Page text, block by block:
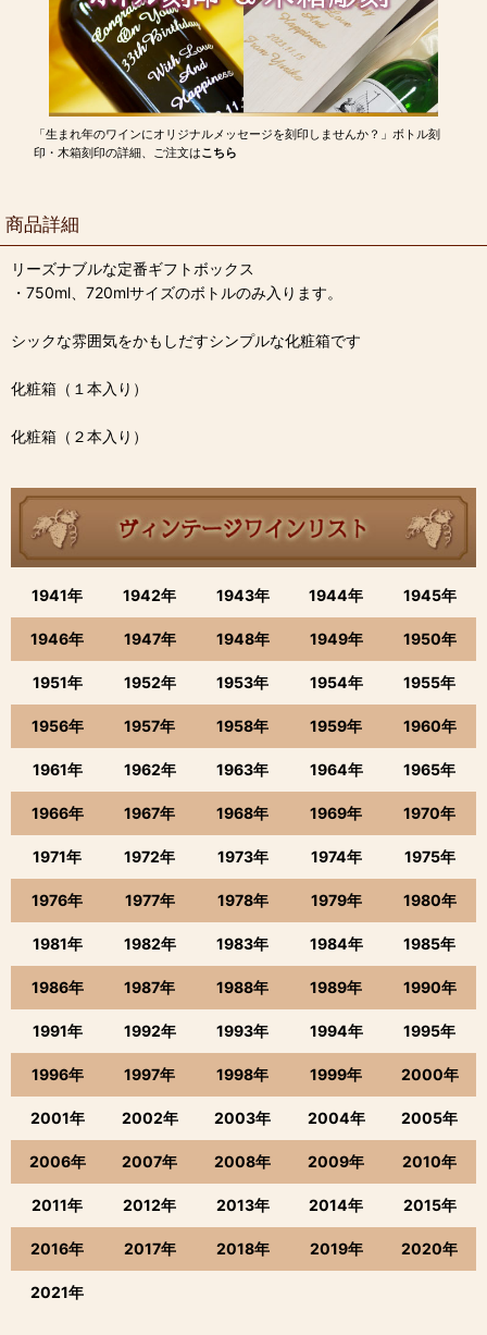
「生まれ年のワインにオリジナルメッセージを刻印しませんか？」ボトル刻
印・木箱刻印の詳細、ご注文はこちら
商品詳細
リーズナブルな定番ギフトボックス
・750ml、720mlサイズのボトルのみ入ります。
シックな雰囲気をかもしだすシンプルな化粧箱です
化粧箱（１本入り）
化粧箱（２本入り）
1941年 1942年 1943年 1944年 1945年
1946年 1947年 1948年 1949年 1950年
1951年 1952年 1953年 1954年 1955年
1956年 1957年 1958年 1959年 1960年
1961年 1962年 1963年 1964年 1965年
1966年 1967年 1968年 1969年 1970年
1971年 1972年 1973年 1974年 1975年
1976年 1977年 1978年 1979年 1980年
1981年 1982年 1983年 1984年 1985年
1986年 1987年 1988年 1989年 1990年
1991年 1992年 1993年 1994年 1995年
1996年 1997年 1998年 1999年 2000年
2001年 2002年 2003年 2004年 2005年
2006年 2007年 2008年 2009年 2010年
2011年 2012年 2013年 2014年 2015年
2016年 2017年 2018年 2019年 2020年
2021年